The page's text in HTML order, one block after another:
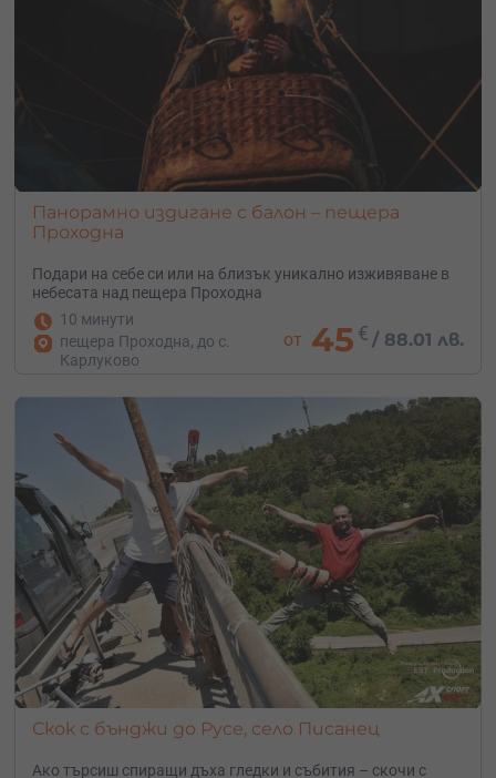
Панорамно издигане с балон – пещера
Проходна
Подари на себе си или на близък уникално изживяване в
небесата над пещера Проходна
10 минути
пещера Проходна, до с.
Карлуково
от 45 € / 88.01 лв.
Скок с бънджи до Русе, село Писанец
Ако търсиш спиращи дъха гледки и събития – скочи с